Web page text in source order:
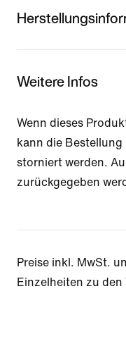
Weitere Infos
Wenn dieses
kann die
storniert werden.
zurückgegeben
Preise inkl. MwSt.
Einzelheiten zu